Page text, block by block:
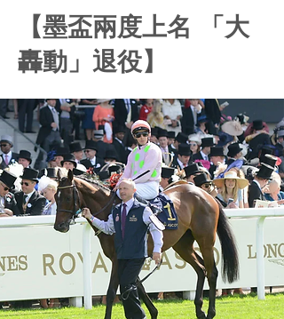
【墨盃兩度上名 「大
轟動」退役】